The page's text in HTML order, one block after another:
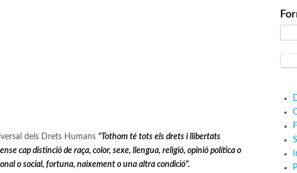
dels Drets Humans "Tothom té tots els drets i llibertats
cap distinció de raça, color, sexe, llengua, religió, opinió política o
o social, fortuna, naixement o una altra condició".